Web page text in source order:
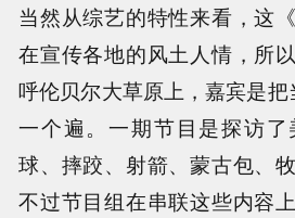
当然从综艺的特性来看，这
在宣传各地的风土人情，所
呼伦贝尔大草原上，嘉宾是把
一个遍。一期节目是探访
球、摔跤、射箭、蒙古包、
不过节目组在串联这些内容